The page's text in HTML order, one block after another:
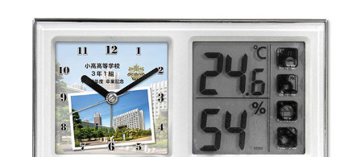
知育目覚まし時計(集合・園舎)
カード付フォトフレームクロック(集合)
目覚まし時計(集合＋個別)
メロディ時計(集合)